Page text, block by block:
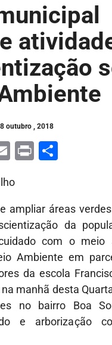
outubro , 2018
Email
PrintShare
ampliar áreas
da
com o meio
Ambiente em
da escola
manhã desta
no bairro Boa
e arborização